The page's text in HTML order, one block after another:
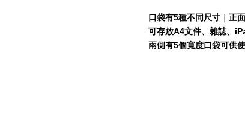
口袋有5種不同尺寸
正
可存放A4文件、雜誌、
兩側有5個寬度口袋可供